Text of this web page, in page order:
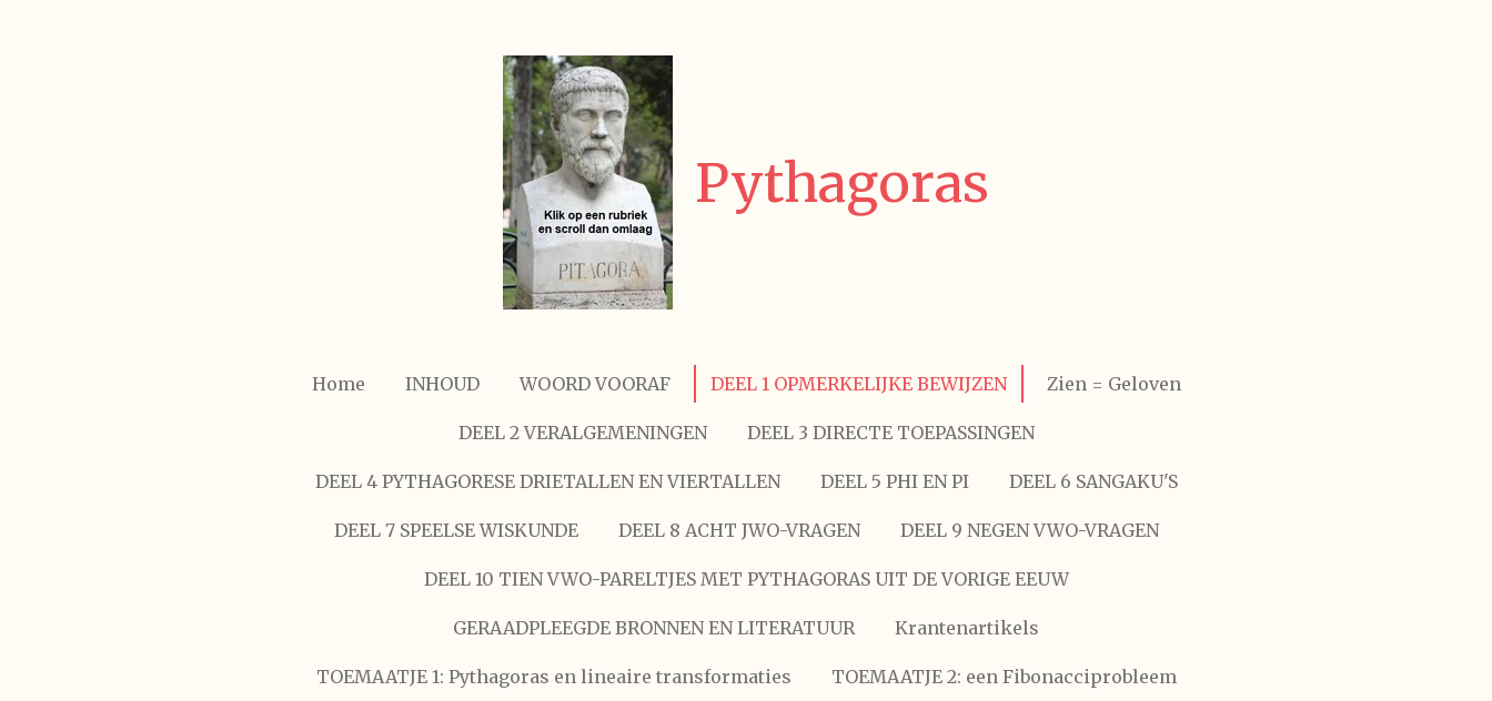
Pythagoras
Home INHOUD WOORD VOORAF DEEL 1 OPMERKELIJKE BEWIJZEN Zien = Geloven
DEEL 2 VERALGEMENINGEN DEEL 3 DIRECTE TOEPASSINGEN
DEEL 4 PYTHAGORESE DRIETALLEN EN VIERTALLEN DEEL 5 PHI EN PI DEEL 6 SANGAKU'S
DEEL 7 SPEELSE WISKUNDE DEEL 8 ACHT JWO-VRAGEN DEEL 9 NEGEN VWO-VRAGEN
DEEL 10 TIEN VWO-PARELTJES MET PYTHAGORAS UIT DE VORIGE EEUW
GERAADPLEEGDE BRONNEN EN LITERATUUR Krantenartikels
TOEMAATJE 1: Pythagoras en lineaire transformaties TOEMAATJE 2: een Fibonacciprobleem